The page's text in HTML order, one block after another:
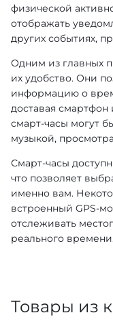
физической
отображать
других событиях,
Одним из главных
их удобство. Они
информацию о
доставая
смарт-часы могут
музыкой,
Смарт-часы
что позволяет
именно вам.
встроенный GPS-
отслеживать
реального
Товары из